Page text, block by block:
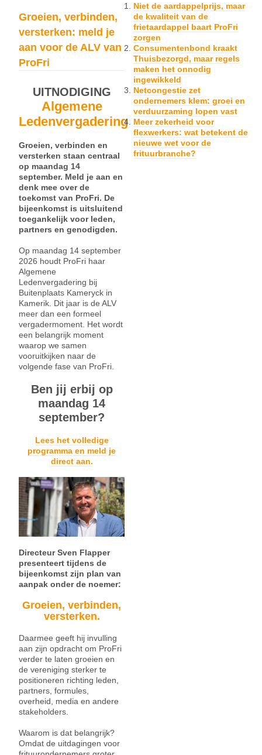
Groeien, verbinden,
versterken: meld je
aan voor de ALV van
ProFri
UITNODIGING
Algemene
Ledenvergadering
Groeien, verbinden en
versterken staan centraal
op maandag 14
september. Meld je aan en
denk mee over de
toekomst van ProFri. De
bijeenkomst is uitsluitend
toegankelijk voor leden,
partners en genodigden.
Op maandag 14 september
2026 houdt ProFri haar
Algemene
Ledenvergadering bij
Buitenplaats Kameryck in
Kamerik. Dit jaar is de ALV
meer dan een formeel
vergadermoment. Het wordt
een belangrijk moment
waarop we samen
vooruitkijken naar de
volgende fase van ProFri.
Ben jij erbij op
maandag 14
september?
Lees het volledige
programma en meld je
direct aan.
Directeur Sven Flapper
presenteert tijdens de
bijeenkomst zijn plan van
aanpak onder de noemer:
Groeien, verbinden,
versterken.
Daarmee geeft hij invulling
aan zijn opdracht om ProFri
verder te laten groeien en
de vereniging sterker te
positioneren richting leden,
partners, formules,
overheid, media en andere
stakeholders.
Waarom is dat belangrijk?
Omdat de uitdagingen voor
Niet de aardappelprijs, maar
de kwaliteit van de
frietaardappel baart ProFri
zorgen
Consumentenbond kraakt
Thuisbezorgd, maar regels
maken het onnodig
ingewikkeld
Netcongestie zet
ondernemers klem: groei en
verduurzaming lopen vast
Meer zekerheid voor
flexwerkers: wat betekent de
nieuwe wet voor de
frituurbranche?